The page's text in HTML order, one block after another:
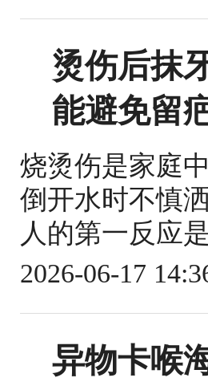
烫伤后抹
能避免留
烧烫伤是家庭
倒开水时不慎
人的第一反应
2026-06-17
异物卡喉